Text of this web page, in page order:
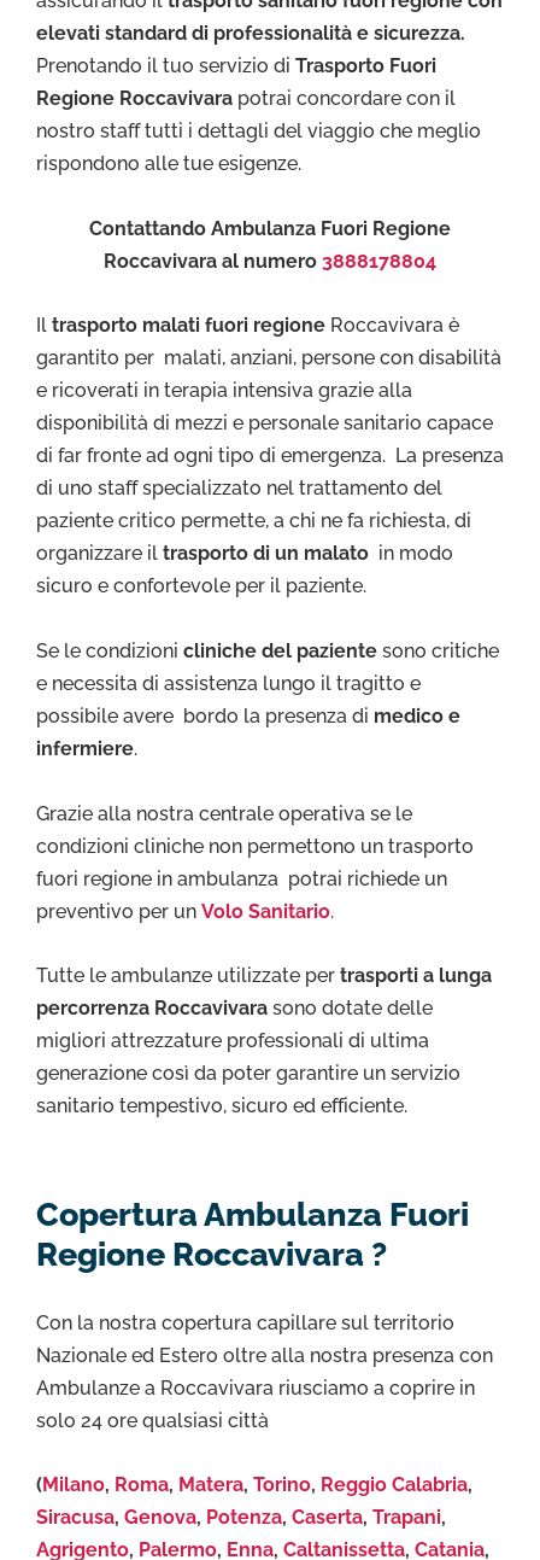
elevati standard di professionalità e sicurezza.
Prenotando il tuo servizio di Trasporto Fuori
Regione Roccavivara potrai concordare con il
nostro staff tutti i dettagli del viaggio che meglio
rispondono alle tue esigenze.
Contattando Ambulanza Fuori Regione
Roccavivara al numero 3888178804
Il trasporto malati fuori regione Roccavivara è
garantito per malati, anziani, persone con disabilità
e ricoverati in terapia intensiva grazie alla
disponibilità di mezzi e personale sanitario capace
di far fronte ad ogni tipo di emergenza. La presenza
di uno staff specializzato nel trattamento del
paziente critico permette, a chi ne fa richiesta, di
organizzare il trasporto di un malato in modo
sicuro e confortevole per il paziente.
Se le condizioni cliniche del paziente sono critiche
e necessita di assistenza lungo il tragitto e
possibile avere bordo la presenza di medico e
infermiere.
Grazie alla nostra centrale operativa se le
condizioni cliniche non permettono un trasporto
fuori regione in ambulanza potrai richiede un
preventivo per un Volo Sanitario.
Tutte le ambulanze utilizzate per trasporti a lunga
percorrenza Roccavivara sono dotate delle
migliori attrezzature professionali di ultima
generazione così da poter garantire un servizio
sanitario tempestivo, sicuro ed efficiente.
Copertura Ambulanza Fuori
Regione Roccavivara ?
Con la nostra copertura capillare sul territorio
Nazionale ed Estero oltre alla nostra presenza con
Ambulanze a Roccavivara riusciamo a coprire in
solo 24 ore qualsiasi città
(Milano, Roma, Matera, Torino, Reggio Calabria,
Siracusa, Genova, Potenza, Caserta, Trapani,
Agrigento, Palermo, Enna, Caltanissetta, Catania,